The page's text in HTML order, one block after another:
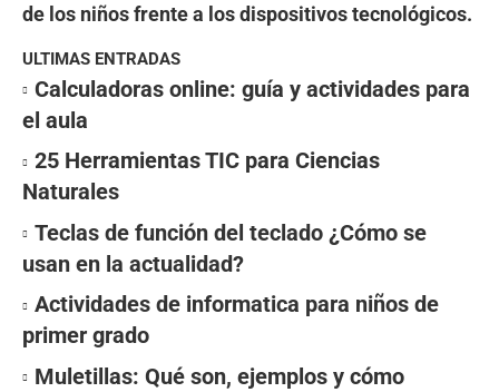
de los niños frente a los dispositivos tecnológicos.
ULTIMAS ENTRADAS
Calculadoras online: guía y actividades para
el aula
25 Herramientas TIC para Ciencias
Naturales
Teclas de función del teclado ¿Cómo se
usan en la actualidad?
Actividades de informatica para niños de
primer grado
Muletillas: Qué son, ejemplos y cómo